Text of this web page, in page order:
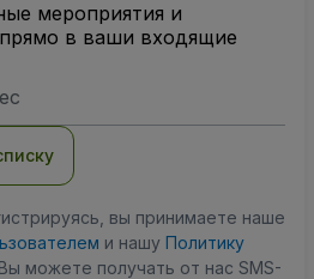
мероприятия и
в ваши входящие
вы принимаете наше
и нашу Политику
можете получать от нас SMS-